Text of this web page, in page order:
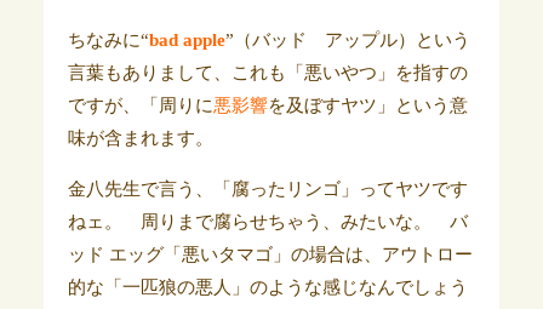
ちなみに“bad apple”（バッド アップル）という
言葉もありまして、これも「悪いやつ」を指すの
ですが、「周りに悪影響を及ぼすヤツ」という意
味が含まれます。
金八先生で言う、「腐ったリンゴ」ってヤツです
ねェ。 周りまで腐らせちゃう、みたいな。 バ
ッド エッグ「悪いタマゴ」の場合は、アウトロー
的な「一匹狼の悪人」のような感じなんでしょう